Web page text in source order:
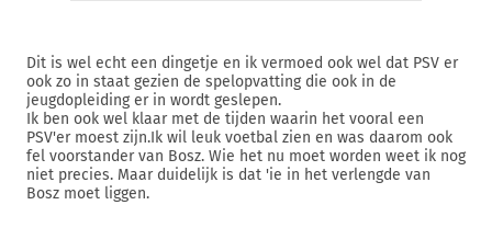
Dit is wel echt een dingetje en ik vermoed ook wel dat PSV er
ook zo in staat gezien de spelopvatting die ook in de
jeugdopleiding er in wordt geslepen.
Ik ben ook wel klaar met de tijden waarin het vooral een
PSV'er moest zijn.Ik wil leuk voetbal zien en was daarom ook
fel voorstander van Bosz. Wie het nu moet worden weet ik nog
niet precies. Maar duidelijk is dat 'ie in het verlengde van
Bosz moet liggen.